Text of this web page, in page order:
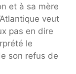
et à sa mère
veut
pas en dire
le
son refus de